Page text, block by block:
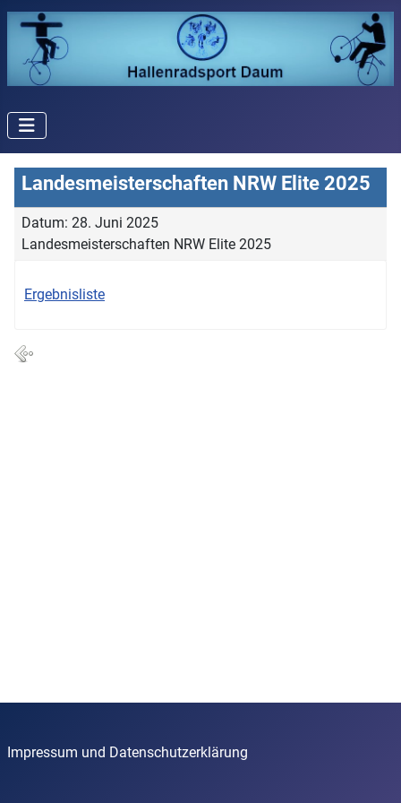
Landesmeisterschaften NRW Elite 2025
Datum: 28. Juni 2025
Landesmeisterschaften NRW Elite 2025
Ergebnisliste
Impressum und Datenschutzerklärung